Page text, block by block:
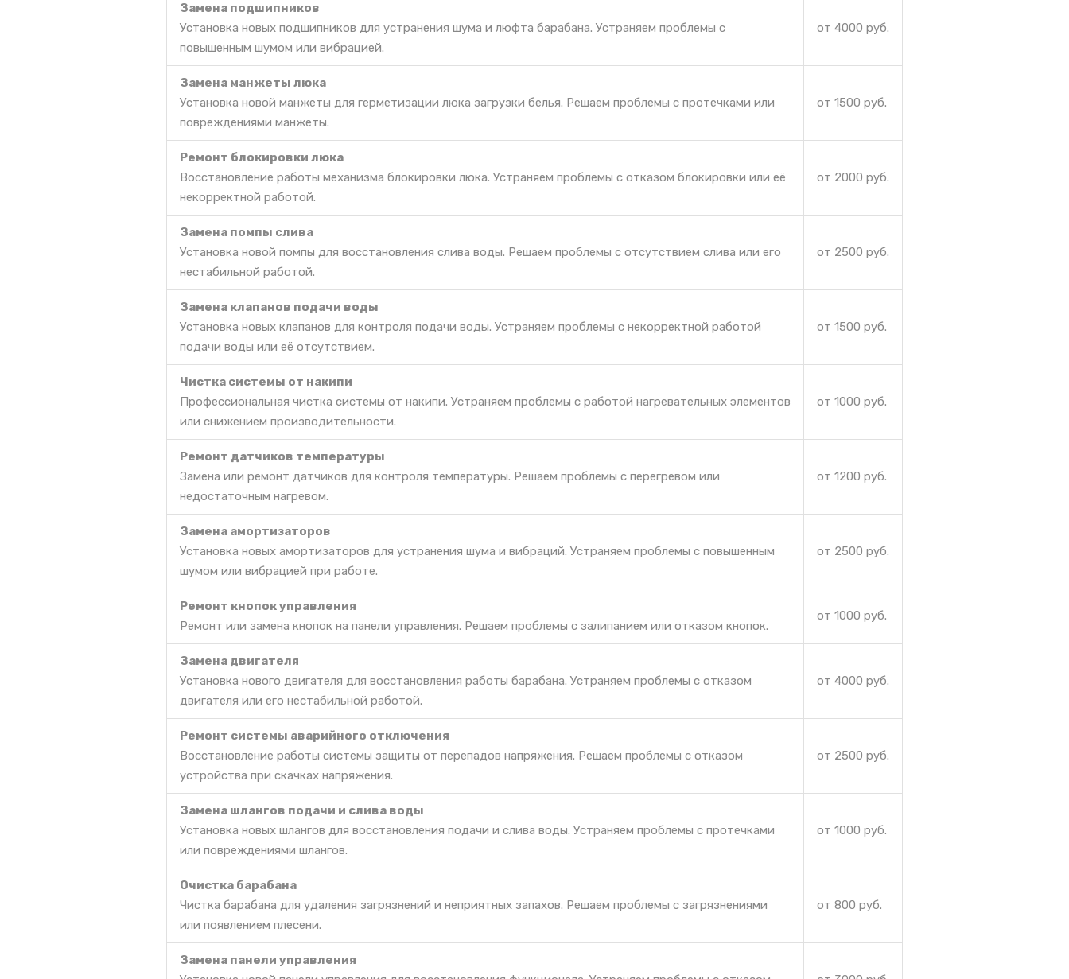
Замена подшипников
Установка новых подшипников для устранения шума и люфта барабана. Устраняем проблемы с
повышенным шумом или вибрацией.
от 4000 руб.
Замена манжеты люка
Установка новой манжеты для герметизации люка загрузки белья. Решаем проблемы с протечками или
повреждениями манжеты.
от 1500 руб.
Ремонт блокировки люка
Восстановление работы механизма блокировки люка. Устраняем проблемы с отказом блокировки или её
некорректной работой.
от 2000 руб.
Замена помпы слива
Установка новой помпы для восстановления слива воды. Решаем проблемы с отсутствием слива или его
нестабильной работой.
от 2500 руб.
Замена клапанов подачи воды
Установка новых клапанов для контроля подачи воды. Устраняем проблемы с некорректной работой
подачи воды или её отсутствием.
от 1500 руб.
Чистка системы от накипи
Профессиональная чистка системы от накипи. Устраняем проблемы с работой нагревательных элементов
или снижением производительности.
от 1000 руб.
Ремонт датчиков температуры
Замена или ремонт датчиков для контроля температуры. Решаем проблемы с перегревом или
недостаточным нагревом.
от 1200 руб.
Замена амортизаторов
Установка новых амортизаторов для устранения шума и вибраций. Устраняем проблемы с повышенным
шумом или вибрацией при работе.
от 2500 руб.
Ремонт кнопок управления
Ремонт или замена кнопок на панели управления. Решаем проблемы с залипанием или отказом кнопок.
от 1000 руб.
Замена двигателя
Установка нового двигателя для восстановления работы барабана. Устраняем проблемы с отказом
двигателя или его нестабильной работой.
от 4000 руб.
Ремонт системы аварийного отключения
Восстановление работы системы защиты от перепадов напряжения. Решаем проблемы с отказом
устройства при скачках напряжения.
от 2500 руб.
Замена шлангов подачи и слива воды
Установка новых шлангов для восстановления подачи и слива воды. Устраняем проблемы с протечками
или повреждениями шлангов.
от 1000 руб.
Очистка барабана
Чистка барабана для удаления загрязнений и неприятных запахов. Решаем проблемы с загрязнениями
или появлением плесени.
от 800 руб.
Замена панели управления